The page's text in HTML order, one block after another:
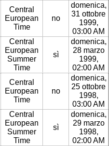
Central
European
Time
no
domenica,
31 ottobre
1999,
03:00 AM
Central
European
Summer
Time
sì
domenica,
28 marzo
1999,
02:00 AM
Central
European
Time
no
domenica,
25 ottobre
1998,
03:00 AM
Central
European
Summer
Time
sì
domenica,
29 marzo
1998,
02:00 AM